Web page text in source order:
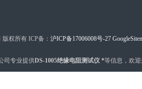
权所有 ICP备： 沪ICP备17006008号-27
司专业提供DS-1005绝缘电阻测试仪 *等信息，欢